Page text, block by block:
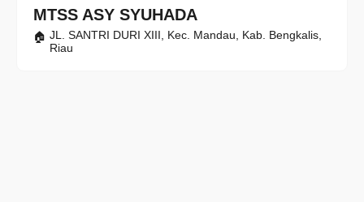
MTSS ASY SYUHADA
JL. SANTRI DURI XIII, Kec. Mandau, Kab. Bengkalis,
Riau